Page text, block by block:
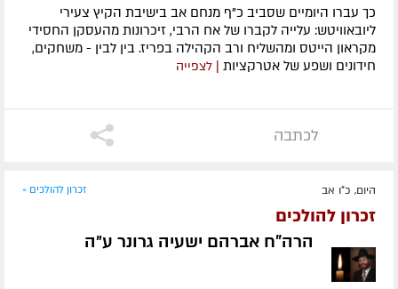
כך עברו היומיים שסביב כ"ף מנחם אב בישיבת הקיץ צעירי
ליובאוויטש: עלייה לקברו של אח הרבי, זיכרונות מהעסקן החסידי
מקראון הייטס ומהשליח ורב הקהילה בפריז. בין לבין - משחקים,
חידונים ושפע של אטרקציות | לצפייה
לכתבה
היום, כ"ו אב זכרון להולכים »
זכרון להולכים
הרה"ח אברהם ישעיה גרונר ע״ה